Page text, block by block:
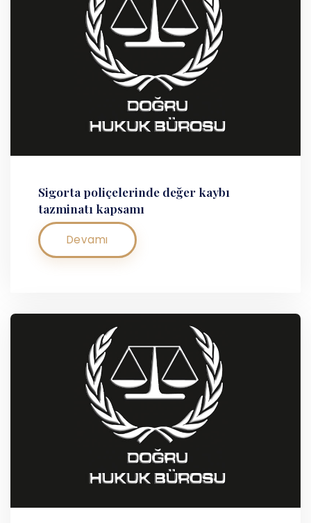
Sigorta poliçelerinde değer kaybı
tazminatı kapsamı
Devamı